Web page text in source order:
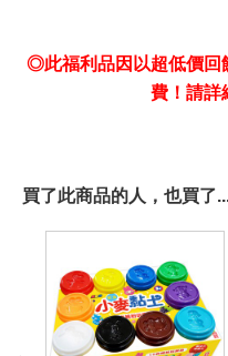
◎此福利品因以超低價回
費！請詳
買了此商品的人，也買了